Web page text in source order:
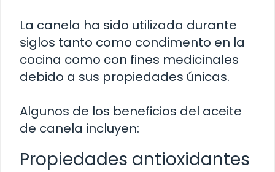
La canela ha sido utilizada durante
siglos tanto como condimento en la
cocina como con fines medicinales
debido a sus propiedades únicas.
Algunos de los beneficios del aceite
de canela incluyen:
Propiedades antioxidantes